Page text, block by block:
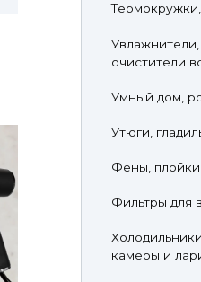
очистители
Умный дом,
Утюги,
Фены,
Фильтры для
камеры и